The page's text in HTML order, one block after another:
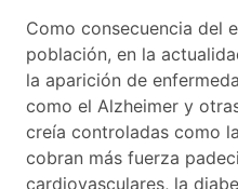
Como consecuencia del
población, en la
la aparición de
como el Alzheimer y
creía controladas como
cobran más fuerza
cardiovasculares, la